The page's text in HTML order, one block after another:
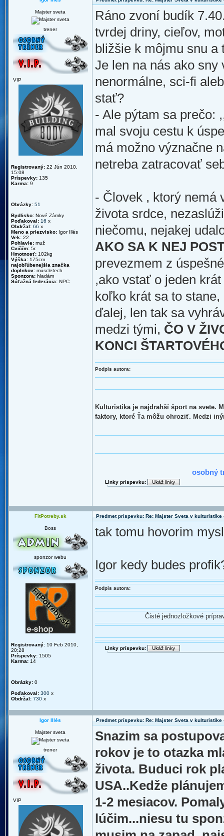
Majster sveta
trener
VIP
Registrovaný: 22 Jún 2010,
15:08
Príspevky: 135
Karma: 9
Obrázky: 51
Bydlisko: Nové Zámky
Poďakoval: 16 x
Obdržal: 66 x
Meno a priezvisko: Igor Illés
Vek: 22
Pohlavie: muž
Cvičím: 5r.
Hmotnosť: 102kg
Výška: 175cm
najobľúbenejšia značka
doplnkov: muscletech
Sponzora: hladám
Súťažná federácia: NPC
Ráno zvoní budík
tvrdej driny, cieľov,
bližšie k môjmu snu
Je len na nás ako sny
nenormálne, sci-fi
stať?
- Ale pýtam sa prečo:
mal svoju cestu k
má možno význačne
netreba zatracovať
- Človek , ktorý nemá
života srdce,
niečomu, nejakej
AKO SA K NEJ
prevezmem z
,ako vstať o jeden
koľko krát sa to
ďalej, len tak sa
medzi tými, ČO V
KONCI
Podpis autora:
Kulturistika je najdrahší šport na svete.
faktory, ktoré Ťa môžu ohroziť. Medzi
osobný
Linky príspevku:
FitPotreby.sk Predmet príspevku: Re: Majster Sveta v kulturistike
Boss
sponzor webu
Registrovaný: 10 Feb 2010,
20:28
Príspevky: 1505
Karma: 14
Obrázky: 0
Poďakoval: 300 x
Obdržal: 730 x
tak tomu hovorim
Igor kedy budes
Podpis autora:
Čisté jednozložkové
Linky príspevku:
Igor Illés Predmet príspevku: Re: Majster Sveta v kulturistike
Majster sveta
trener
VIP
Snazim sa
rokov je to otazka
života. Buduci rok
USA..Kedže
1-2 mesiacov.
lúčim...niesu tu